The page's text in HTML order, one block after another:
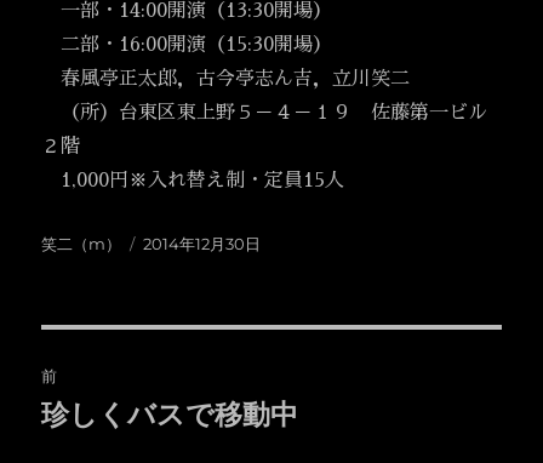
一部・14:00開演（13:30開場）
二部・16:00開演（15:30開場）
春風亭正太郎，古今亭志ん吉，立川笑二
（所）台東区東上野５－４－１９ 佐藤第一ビル
２階
1,000円※入れ替え制・定員15人
投
笑二（m）
投
2014年12月30日
稿
前
前
珍しくバスで移動中